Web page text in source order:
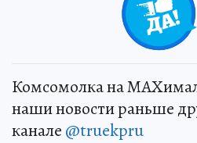
Комсомолка на
наши новости раньше
канале @truekpru